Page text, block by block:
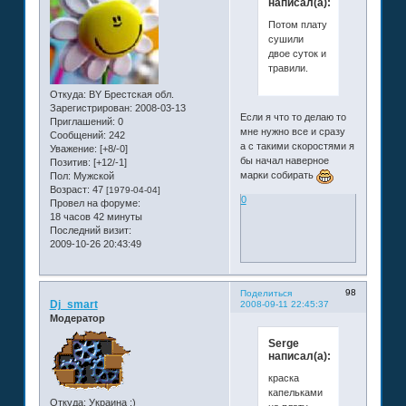
Откуда: BY Брестская обл.
Зарегистрирован: 2008-03-13
Приглашений: 0
Сообщений: 242
Уважение: [+8/-0]
Позитив: [+12/-1]
Пол: Мужской
Возраст: 47 [1979-04-04]
Провел на форуме:
18 часов 42 минуты
Последний визит:
2009-10-26 20:43:49
написал(а):
Потом плату
сушили
двое суток и
травили.
Если я что то делаю то
мне нужно все и сразу
а с такими скоростями я
бы начал наверное
марки собирать
0
Поделиться
98
2008-09-11 22:45:37
Dj_smart
Модератор
Откуда: Украина :)
Serge
написал(а):
краска
капельками